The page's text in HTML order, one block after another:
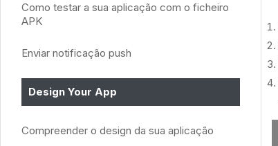
Como testar a sua aplicação com o ficheiro
APK
Enviar notificação push
Design Your App
Compreender o design da sua aplicação